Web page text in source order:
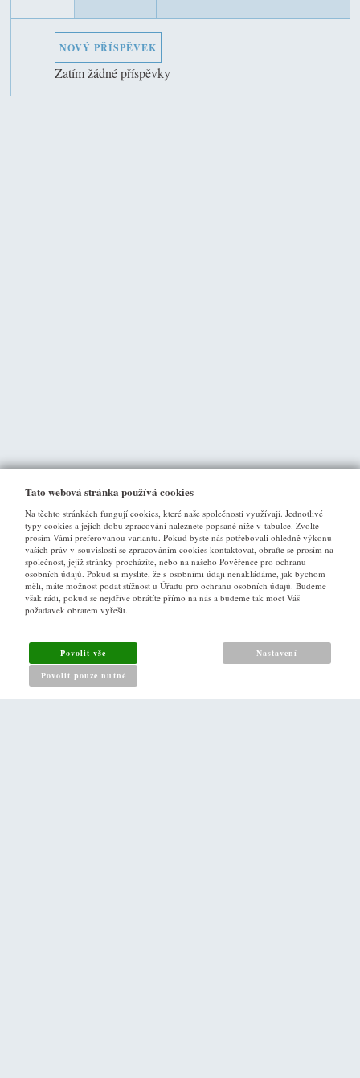
NOVÝ PŘÍSPĚVEK
Zatím žádné příspěvky
VŠE O NÁKUPU
Jak nakupovat
Reklamační řád
Zásady pro nakládání s osobními údaji
Tato webová stránka používá cookies
Na těchto stránkách fungují cookies, které naše společnosti využívají. Jednotlivé
typy cookies a jejich dobu zpracování naleznete popsané níže v tabulce. Zvolte
prosím Vámi preferovanou variantu. Pokud byste nás potřebovali ohledně výkonu
vašich práv v souvislosti se zpracováním cookies kontaktovat, obraťte se prosím na
společnost, jejíž stránky procházíte, nebo na našeho Pověřence pro ochranu
osobních údajů. Pokud si myslíte, že s osobními údaji nenakládáme, jak bychom
měli, máte možnost podat stížnost u Úřadu pro ochranu osobních údajů. Budeme
však rádi, pokud se nejdříve obrátíte přímo na nás a budeme tak moct Váš
požadavek obratem vyřešit.
Povolit vše
Povolit pouze nutné
Nastavení